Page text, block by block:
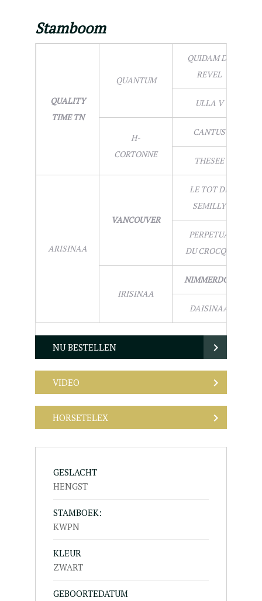
Stamboom
QUALITY
TIME TN
QUANTUM
QUIDAM DE
REVEL
ULLA V
H-
CORTONNE
CANTUS
THESEE
ARISINAA
VANCOUVER
LE TOT DE
SEMILLY
PERPETUA
DU CROCQ X
IRISINAA
NIMMERDOR
DAISINAA
NU BESTELLEN
VIDEO
HORSETELEX
GESLACHT
HENGST
STAMBOEK:
KWPN
KLEUR
ZWART
GEBOORTEDATUM